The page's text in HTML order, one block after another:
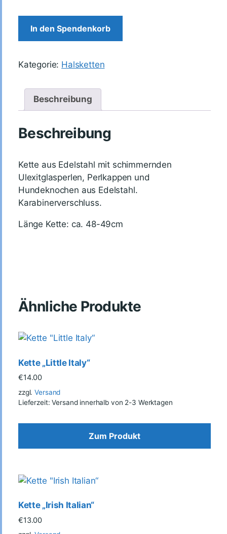
In den Spendenkorb
Kategorie: Halsketten
Beschreibung
Beschreibung
Kette aus Edelstahl mit schimmernden
Ulexitglasperlen, Perlkappen und
Hundeknochen aus Edelstahl.
Karabinerverschluss.
Länge Kette: ca. 48-49cm
Ähnliche Produkte
Kette „Little Italy“
€14.00
zzgl.Versand
Lieferzeit: Versand innerhalb von 2-3 Werktagen
Zum Produkt
Kette „Irish Italian“
€13.00